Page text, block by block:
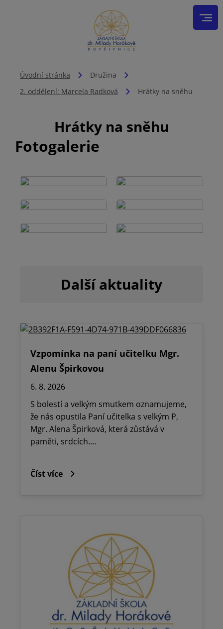
Úvodní stránka
Družina
2. oddělení: Marcela Radková
Hrátky na sněhu
Hrátky na sněhu
Fotogalerie
Další aktuality
Vzpomínka na paní učitelku Mgr.
Alenu Špirkovou
6. 8. 2026
S bolestí a velkým smutkem oznamujeme,
že nás opustila Paní učitelka s velkým P,
Mgr. Alena Špirková, která zůstává v
paměti, srdcích.…
Číst více